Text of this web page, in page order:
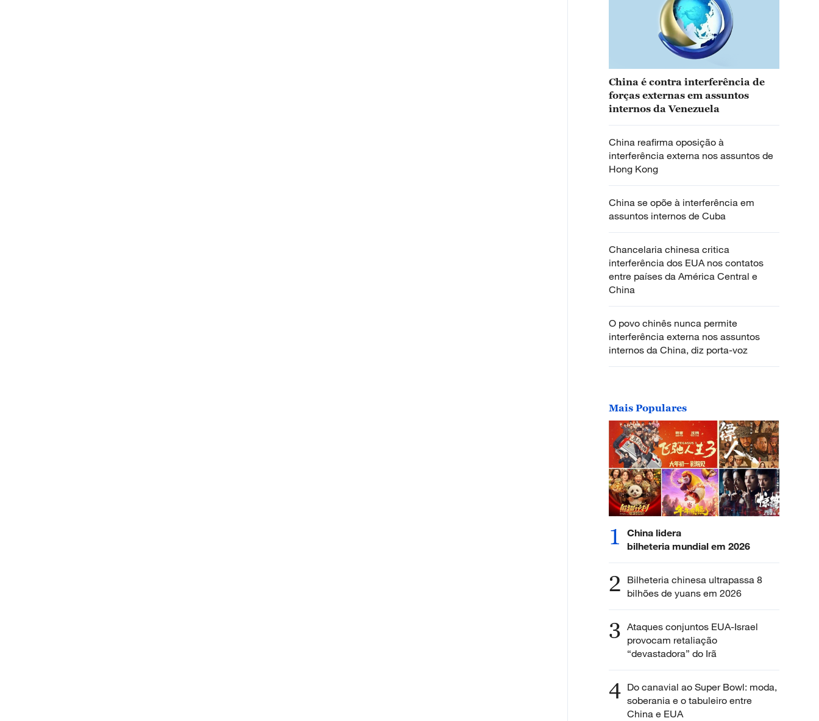
China é contra interferência de
forças externas em assuntos
internos da Venezuela
China reafirma oposição à
interferência externa nos assuntos de
Hong Kong
China se opõe à interferência em
assuntos internos de Cuba
Chancelaria chinesa critica
interferência dos EUA nos contatos
entre países da América Central e
China
O povo chinês nunca permite
interferência externa nos assuntos
internos da China, diz porta-voz
Mais Populares
1
China lidera
bilheteria mundial em 2026
2 Bilheteria chinesa ultrapassa 8
bilhões de yuans em 2026
3 Ataques conjuntos EUA-Israel
provocam retaliação
“devastadora” do Irã
4 Do canavial ao Super Bowl: moda,
soberania e o tabuleiro entre
China e EUA